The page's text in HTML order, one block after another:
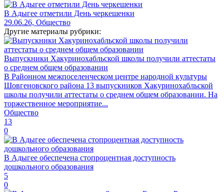
В Адыгее отметили День черкешенки
29.06.26, Общество
Другие материалы рубрики:
Выпускники Хакуринохабльской школы получили аттестаты
о среднем общем образовании
В Районном межпоселенческом центре народной культуры
Шовгеновского района 13 выпускников Хакуринохабльской
школы получили аттестаты о среднем общем образовании. На
торжественное мероприятие...
Общество
13
0
В Адыгее обеспечена стопроцентная доступность
дошкольного образования
5
0